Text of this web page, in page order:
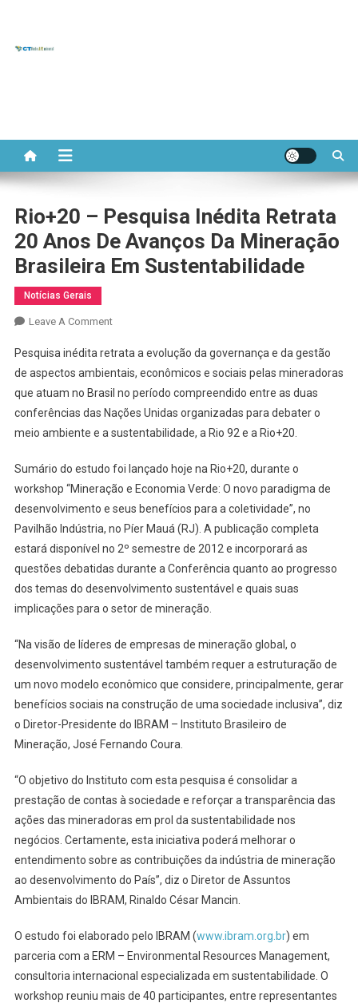
content
Rio+20 – Pesquisa Inédita Retrata
20 Anos De Avanços Da Mineração
Brasileira Em Sustentabilidade
Notícias Gerais
Leave A CommentOn
–
Pesquisa
Inédita
Retrata
20
De
Avanços
Da
Mineração
Brasileira
Pesquisa inédita retrata a evolução da governança e da gestão
de aspectos ambientais, econômicos e sociais pelas mineradoras
que atuam no Brasil no período compreendido entre as duas
conferências das Nações Unidas organizadas para debater o
meio ambiente e a sustentabilidade, a Rio 92 e a Rio+20.
Sumário do estudo foi lançado hoje na Rio+20, durante o
workshop “Mineração e Economia Verde: O novo paradigma de
desenvolvimento e seus benefícios para a coletividade”, no
Pavilhão Indústria, no Píer Mauá (RJ). A publicação completa
estará disponível no 2º semestre de 2012 e incorporará as
questões debatidas durante a Conferência quanto ao progresso
dos temas do desenvolvimento sustentável e quais suas
implicações para o setor de mineração.
“Na visão de líderes de empresas de mineração global, o
desenvolvimento sustentável também requer a estruturação de
um novo modelo econômico que considere, principalmente, gerar
benefícios sociais na construção de uma sociedade inclusiva”, diz
o Diretor-Presidente do IBRAM – Instituto Brasileiro de
Mineração, José Fernando Coura.
“O objetivo do Instituto com esta pesquisa é consolidar a
prestação de contas à sociedade e reforçar a transparência das
ações das mineradoras em prol da sustentabilidade nos
negócios. Certamente, esta iniciativa poderá melhorar o
entendimento sobre as contribuições da indústria de mineração
ao desenvolvimento do País”, diz o Diretor de Assuntos
Ambientais do IBRAM, Rinaldo César Mancin.
O estudo foi elaborado pelo IBRAM (www.ibram.org.br) em
parceria com a ERM – Environmental Resources Management,
consultoria internacional especializada em sustentabilidade. O
workshop reuniu mais de 40 participantes, entre representantes